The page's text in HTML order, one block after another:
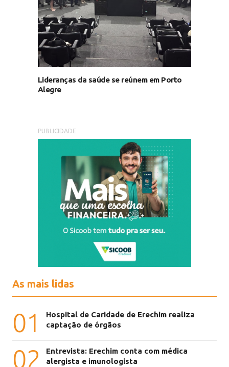
Lideranças da saúde se reúnem em Porto
Alegre
PUBLICIDADE
As mais lidas
01
Hospital de Caridade de Erechim realiza
captação de órgãos
02
Entrevista: Erechim conta com médica
alergista e imunologista